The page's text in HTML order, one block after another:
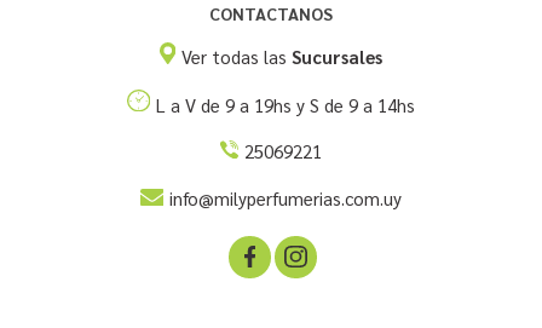
CONTACTANOS
Ver todas las Sucursales
L a V de 9 a 19hs y S de 9 a 14hs
25069221
info@milyperfumerias.com.uy